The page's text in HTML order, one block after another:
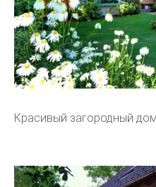
Красивый загородный